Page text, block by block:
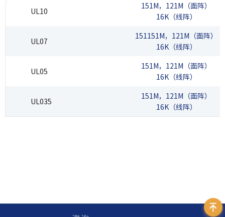
UL10
151M，121M（面阵）
16K（线阵）
UL07
151151M，121M（面阵）
16K（线阵）
UL05
151M，121M（面阵）
16K（线阵）
UL035
151M，121M（面阵）
16K（线阵）